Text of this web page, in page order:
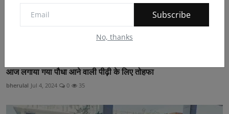
Subscribe
No, thanks
आज लगाया गया पौधा आने वाली पीढ़ी के लिए तोहफा
bherulal Jul 4, 2024 0 35